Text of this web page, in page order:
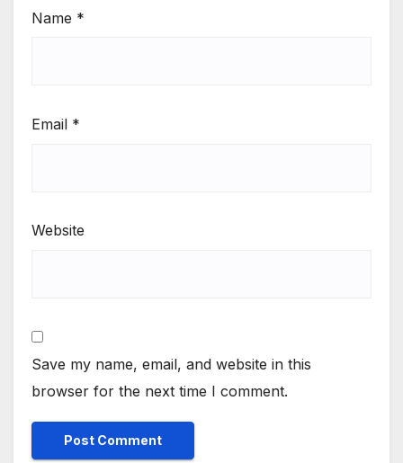
Name *
Email *
Website
Save my name, email, and website in this
browser for the next time I comment.